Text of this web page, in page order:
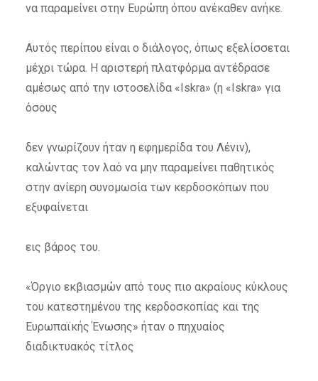
να παραμείνει στην Ευρώπη όπου ανέκαθεν ανήκε.
Αυτός περίπου είναι ο διάλογος, όπως εξελίσσεται
μέχρι τώρα. Η αριστερή πλατφόρμα αντέδρασε
αμέσως από την ιστοσελίδα «Iskra» (η «Iskra» για
όσους
δεν γνωρίζουν ήταν η εφημερίδα του Λένιν),
καλώντας τον λαό να μην παραμείνει παθητικός
στην ανίερη συνομωσία των κερδοσκόπων που
εξυφαίνεται
εις βάρος του.
«Όργιο εκβιασμών από τους πιο ακραίους κύκλους
του κατεστημένου της κερδοσκοπίας και της
Ευρωπαϊκής Ένωσης» ήταν ο πηχυαίος
διαδικτυακός τίτλος